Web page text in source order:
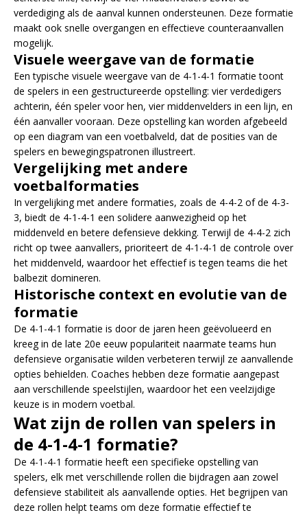
verdediging als de aanval kunnen ondersteunen. Deze formatie
maakt ook snelle overgangen en effectieve counteraanvallen
mogelijk.
Visuele weergave van de formatie
Een typische visuele weergave van de 4-1-4-1 formatie toont
de spelers in een gestructureerde opstelling: vier verdedigers
achterin, één speler voor hen, vier middenvelders in een lijn, en
één aanvaller vooraan. Deze opstelling kan worden afgebeeld
op een diagram van een voetbalveld, dat de posities van de
spelers en bewegingspatronen illustreert.
Vergelijking met andere
voetbalformaties
In vergelijking met andere formaties, zoals de 4-4-2 of de 4-3-
3, biedt de 4-1-4-1 een solidere aanwezigheid op het
middenveld en betere defensieve dekking. Terwijl de 4-4-2 zich
richt op twee aanvallers, prioriteert de 4-1-4-1 de controle over
het middenveld, waardoor het effectief is tegen teams die het
balbezit domineren.
Historische context en evolutie van de
formatie
De 4-1-4-1 formatie is door de jaren heen geëvolueerd en
kreeg in de late 20e eeuw populariteit naarmate teams hun
defensieve organisatie wilden verbeteren terwijl ze aanvallende
opties behielden. Coaches hebben deze formatie aangepast
aan verschillende speelstijlen, waardoor het een veelzijdige
keuze is in modern voetbal.
Wat zijn de rollen van spelers in
de 4-1-4-1 formatie?
De 4-1-4-1 formatie heeft een specifieke opstelling van
spelers, elk met verschillende rollen die bijdragen aan zowel
defensieve stabiliteit als aanvallende opties. Het begrijpen van
deze rollen helpt teams om deze formatie effectief te